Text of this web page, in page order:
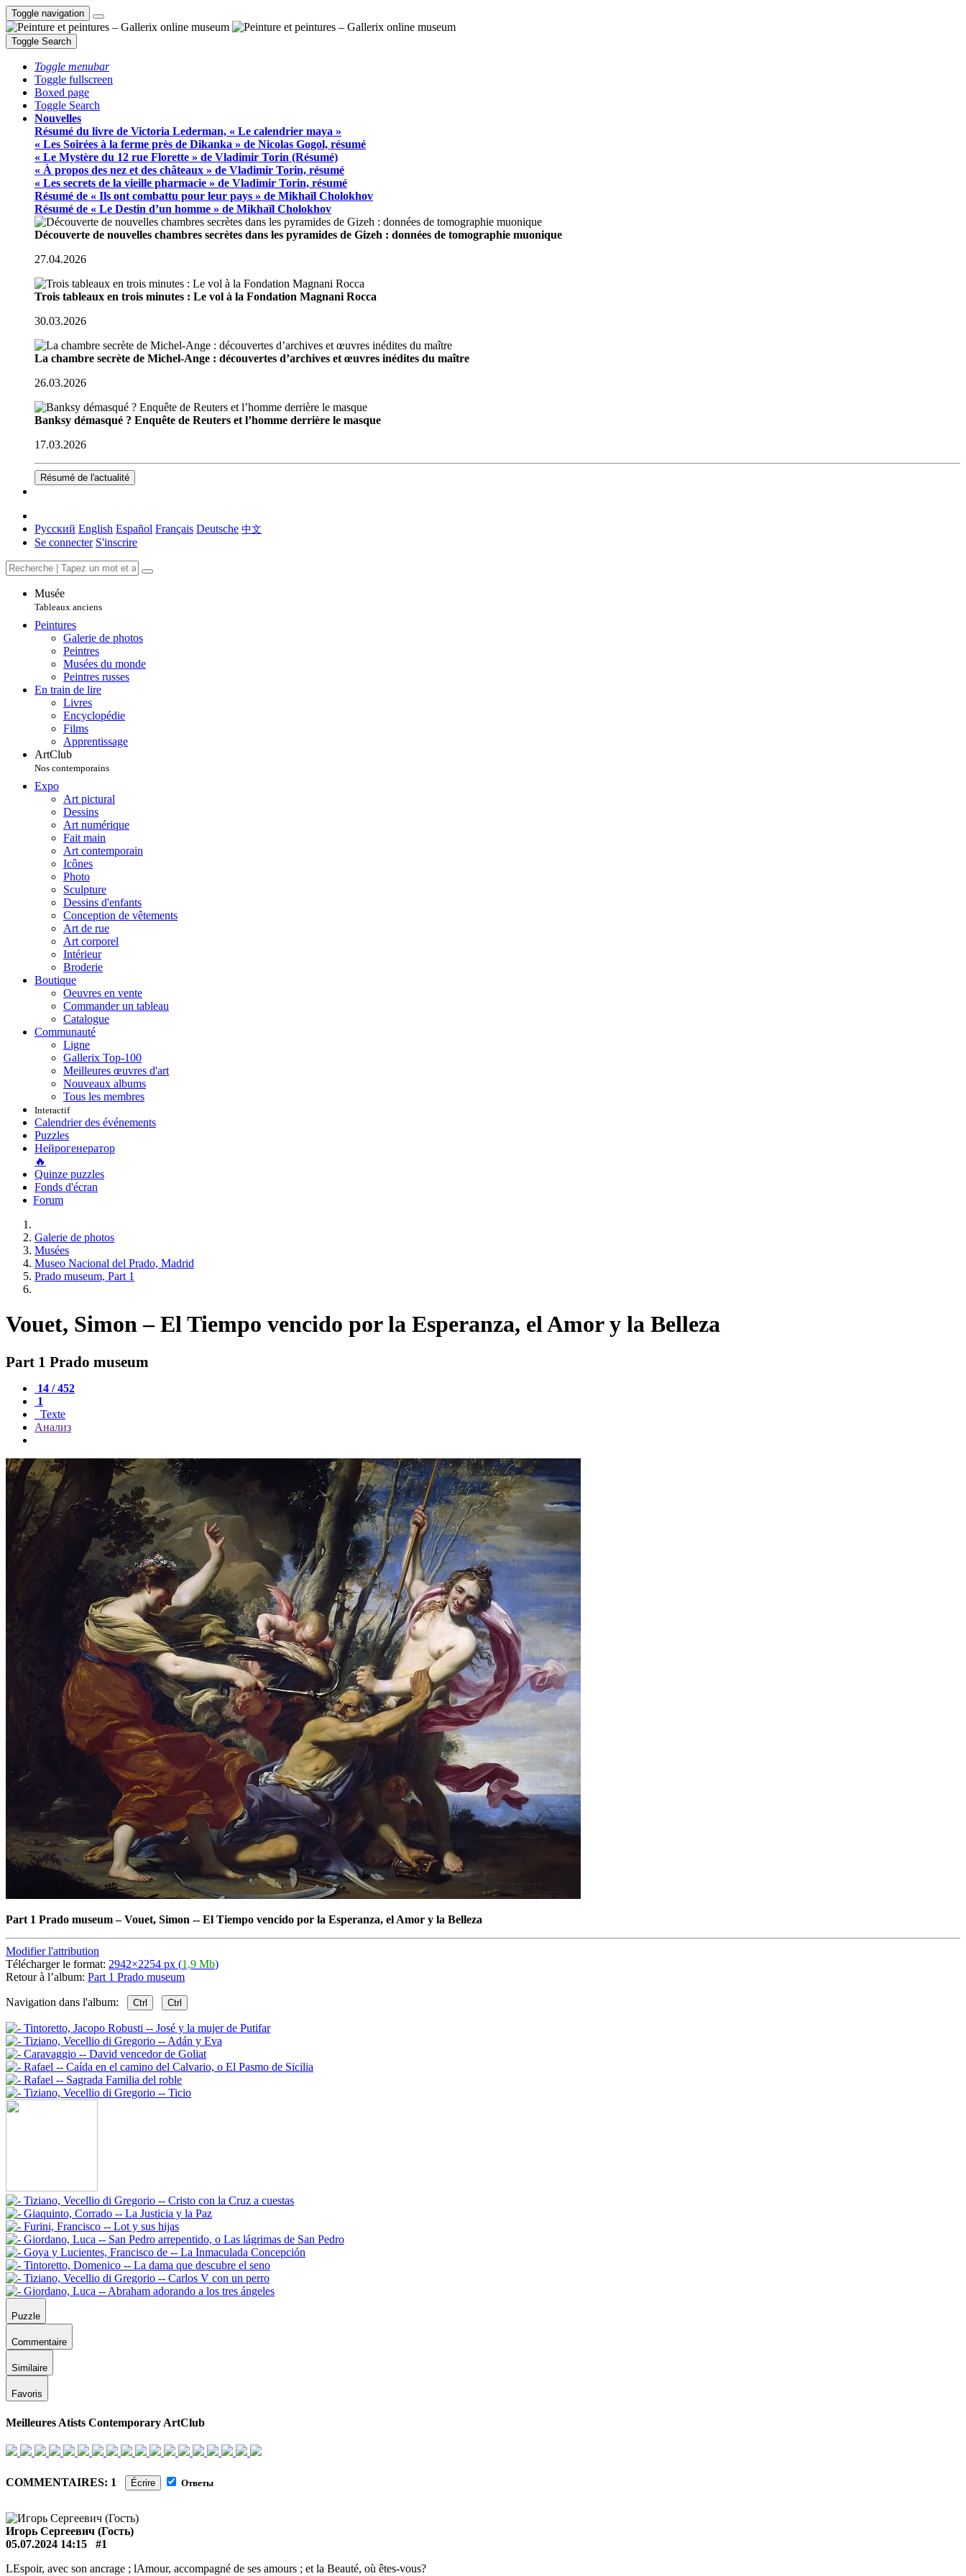
Toggle navigation
Toggle Search
Toggle menubar
Toggle fullscreen
Boxed page
Toggle Search
Nouvelles
Résumé du livre de Victoria Lederman, « Le calendrier maya »
« Les Soirées à la ferme près de Dikanka » de Nicolas Gogol, résumé
« Le Mystère du 12 rue Florette » de Vladimir Torin (Résumé)
« À propos des nez et des châteaux » de Vladimir Torin, résumé
« Les secrets de la vieille pharmacie » de Vladimir Torin, résumé
Résumé de « Ils ont combattu pour leur pays » de Mikhaïl Cholokhov
Résumé de « Le Destin d’un homme » de Mikhaïl Cholokhov
Découverte de nouvelles chambres secrètes dans les pyramides de Gizeh : données de tomographie muonique
27.04.2026
Trois tableaux en trois minutes : Le vol à la Fondation Magnani Rocca
30.03.2026
La chambre secrète de Michel-Ange : découvertes d’archives et œuvres inédites du maître
26.03.2026
Banksy démasqué ? Enquête de Reuters et l’homme derrière le masque
17.03.2026
Résumé de l'actualité
Русский English Español Français Deutsche 中文
Se connecter S'inscrire
Musée
Tableaux anciens
Peintures
Galerie de photos
Peintres
Musées du monde
Peintres russes
En train de lire
Livres
Encyclopédie
Films
Apprentissage
ArtClub
Nos contemporains
Expo
Art pictural
Dessins
Art numérique
Fait main
Art contemporain
Icônes
Photo
Sculpture
Dessins d'enfants
Conception de vêtements
Art de rue
Art corporel
Intérieur
Broderie
Boutique
Oeuvres en vente
Commander un tableau
Catalogue
Communauté
Ligne
Gallerix Top-100
Meilleures œuvres d'art
Nouveaux albums
Tous les membres
Interactif
Calendrier des événements
Puzzles
Нейрогенератор
🔥
Quinze puzzles
Fonds d'écran
Forum
Galerie de photos
Musées
Museo Nacional del Prado, Madrid
Prado museum, Part 1
Vouet, Simon – El Tiempo vencido por la Esperanza, el Amor y la Belleza
Part 1 Prado museum
14 / 452
1
Texte
Анализ
Part 1 Prado museum–Vouet, Simon -- El Tiempo vencido por la Esperanza, el Amor y la Belleza
Modifier l'attribution
Télécharger le format: 2942×2254 px (1,9 Mb)
Retour à l’album: Part 1 Prado museum
Navigation dans l'album: Ctrl Ctrl
Puzzle
Commentaire
Similaire
Favoris
Meilleures Atists Contemporary ArtClub
COMMENTAIRES: 1 Écrire Ответы
Игорь Сергеевич (Гость)
05.07.2024 14:15
#1
LEspoir, avec son ancrage ; lAmour, accompagné de ses amours ; et la Beauté, où êtes-vous?